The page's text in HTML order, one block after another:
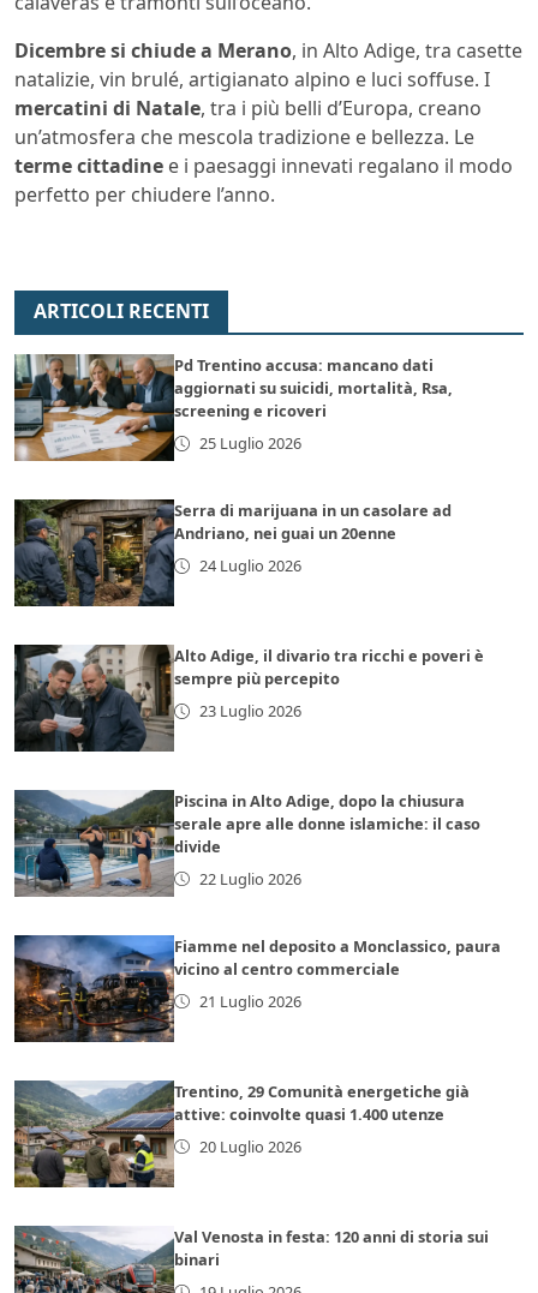
Dicembre si chiude a Merano, in Alto Adige, tra casette
natalizie, vin brulé, artigianato alpino e luci soffuse. I
mercatini di Natale, tra i più belli d’Europa, creano
un’atmosfera che mescola tradizione e bellezza. Le
terme cittadine e i paesaggi innevati regalano il modo
perfetto per chiudere l’anno.
ARTICOLI RECENTI
Pd Trentino accusa: mancano dati
aggiornati su suicidi, mortalità, Rsa,
screening e ricoveri
25 Luglio 2026
Serra di marijuana in un casolare ad
Andriano, nei guai un 20enne
24 Luglio 2026
Alto Adige, il divario tra ricchi e poveri è
sempre più percepito
23 Luglio 2026
Piscina in Alto Adige, dopo la chiusura
serale apre alle donne islamiche: il caso
divide
22 Luglio 2026
Fiamme nel deposito a Monclassico, paura
vicino al centro commerciale
21 Luglio 2026
Trentino, 29 Comunità energetiche già
attive: coinvolte quasi 1.400 utenze
20 Luglio 2026
Val Venosta in festa: 120 anni di storia sui
binari